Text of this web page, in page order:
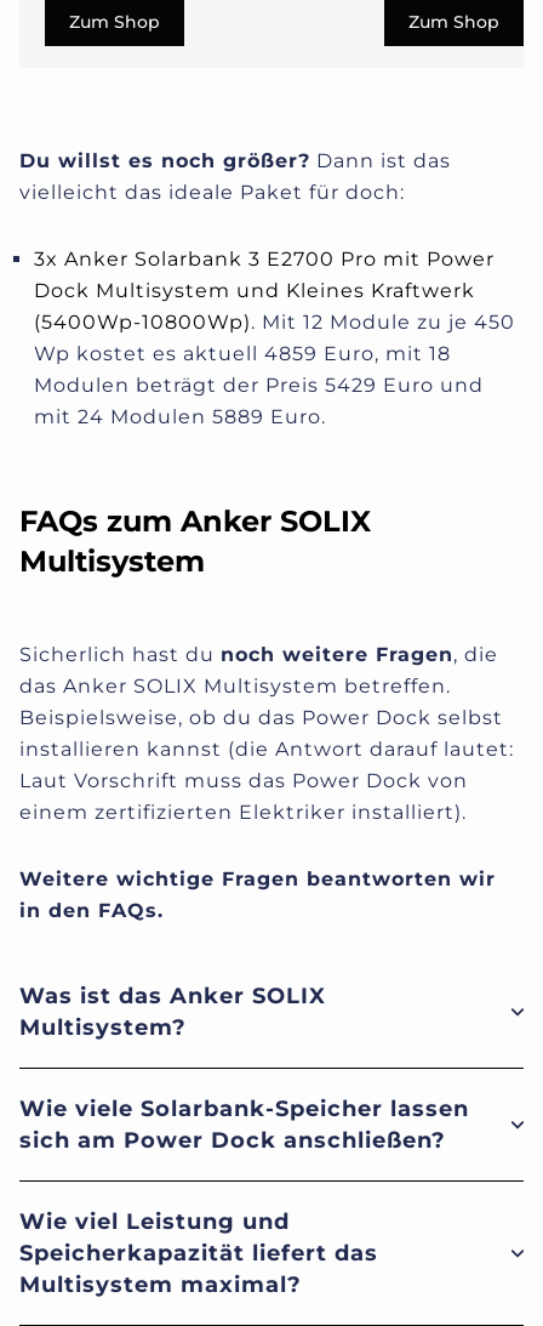
Zum Shop Zum Shop
Du willst es noch größer? Dann ist das
vielleicht das ideale Paket für doch:
3x Anker Solarbank 3 E2700 Pro mit Power
Dock Multisystem und Kleines Kraftwerk
(5400Wp-10800Wp). Mit 12 Module zu je 450
Wp kostet es aktuell 4859 Euro, mit 18
Modulen beträgt der Preis 5429 Euro und
mit 24 Modulen 5889 Euro.
FAQs zum Anker SOLIX
Multisystem
Sicherlich hast du noch weitere Fragen, die
das Anker SOLIX Multisystem betreffen.
Beispielsweise, ob du das Power Dock selbst
installieren kannst (die Antwort darauf lautet:
Laut Vorschrift muss das Power Dock von
einem zertifizierten Elektriker installiert).
Weitere wichtige Fragen beantworten wir
in den FAQs.
Was ist das Anker SOLIX
Multisystem?
Wie viele Solarbank-Speicher lassen
sich am Power Dock anschließen?
Wie viel Leistung und
Speicherkapazität liefert das
Multisystem maximal?